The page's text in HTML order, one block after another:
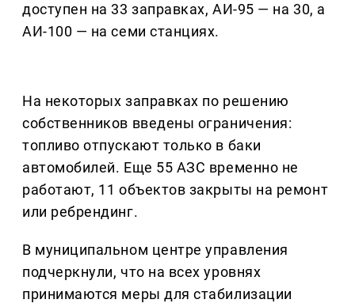
доступен на 33 заправках, АИ-95 — на 30, а
АИ-100 — на семи станциях.
На некоторых заправках по решению
собственников введены ограничения:
топливо отпускают только в баки
автомобилей. Еще 55 АЗС временно не
работают, 11 объектов закрыты на ремонт
или ребрендинг.
В муниципальном центре управления
подчеркнули, что на всех уровнях
принимаются меры для стабилизации